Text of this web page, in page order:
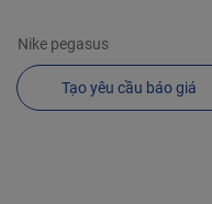
Nike pegasus
Tạo yêu cầu báo giá